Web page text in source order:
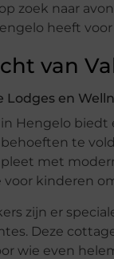
zoek naar
heeft
van
Lodges en
Hengelo biedt
te
met
kinderen
zijn er
Deze
wie even